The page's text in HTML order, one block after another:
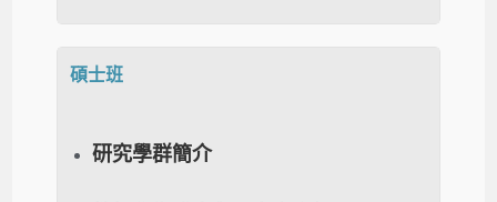
碩士班
研究學群簡介